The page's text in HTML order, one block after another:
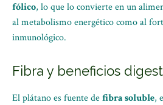
fólico, lo que lo convierte en un
al metabolismo energético como al
inmunológico.
Fibra y beneficios
El plátano es fuente defibra soluble,